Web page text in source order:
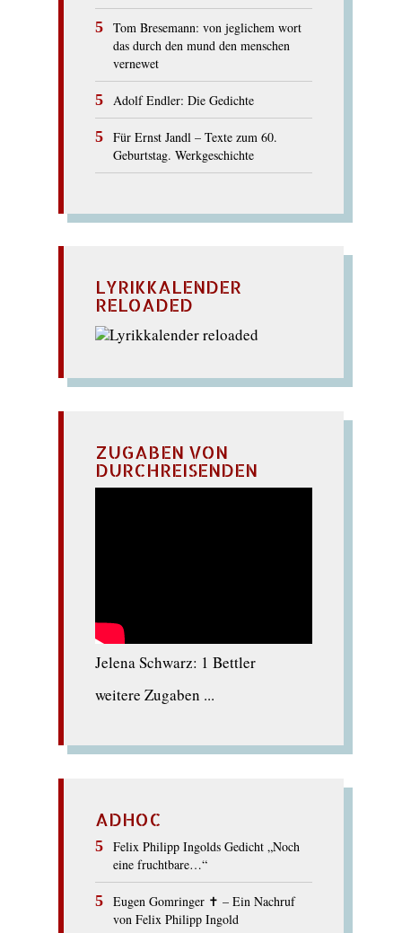
Tom Bresemann: von jeglichem wort
das durch den mund den menschen
vernewet
Adolf Endler: Die Gedichte
Für Ernst Jandl – Texte zum 60.
Geburtstag. Werkgeschichte
LYRIKKALENDER
RELOADED
ZUGABEN VON
DURCHREISENDEN
Jelena Schwarz: 1 Bettler
weitere Zugaben ...
ADHOC
Felix Philipp Ingolds Gedicht „Noch
eine fruchtbare…“
Eugen Gomringer ✝︎ – Ein Nachruf
von Felix Philipp Ingold